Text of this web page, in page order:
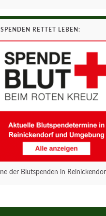
RETTET LEBEN:
der Blutspenden in